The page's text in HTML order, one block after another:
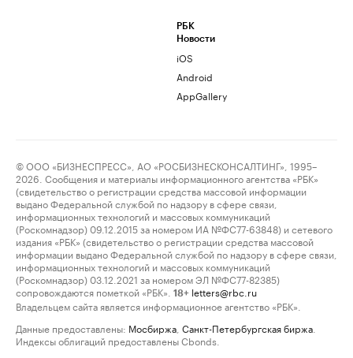
РБК
Новости
iOS
Android
AppGallery
© ООО «БИЗНЕСПРЕСС», АО «РОСБИЗНЕСКОНСАЛТИНГ», 1995–
2026. Сообщения и материалы информационного агентства «РБК»
(свидетельство о регистрации средства массовой информации
выдано Федеральной службой по надзору в сфере связи,
информационных технологий и массовых коммуникаций
(Роскомнадзор) 09.12.2015 за номером ИА №ФС77-63848) и сетевого
издания «РБК» (свидетельство о регистрации средства массовой
информации выдано Федеральной службой по надзору в сфере связи,
информационных технологий и массовых коммуникаций
(Роскомнадзор) 03.12.2021 за номером ЭЛ №ФС77-82385)
сопровождаются пометкой «РБК».
18+ letters@rbc.ru
Владельцем сайта является информационное агентство «РБК».
Данные предоставлены: Мосбиржа Санкт-Петербургская биржа
Индексы облигаций предоставлены Cbonds.